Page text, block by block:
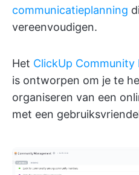
communicatieplanning
vereenvoudigen.
Het ClickUp Community
is ontworpen om je te
organiseren van een
met een